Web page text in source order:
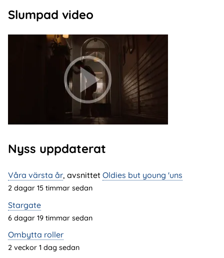
Slumpad video
Nyss uppdaterat
Våra värsta år, avsnittet Oldies but young 'uns
2 dagar 15 timmar sedan
Stargate
6 dagar 19 timmar sedan
Ombytta roller
2 veckor 1 dag sedan